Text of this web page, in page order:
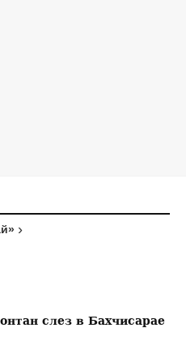
слез в Бахчисарае